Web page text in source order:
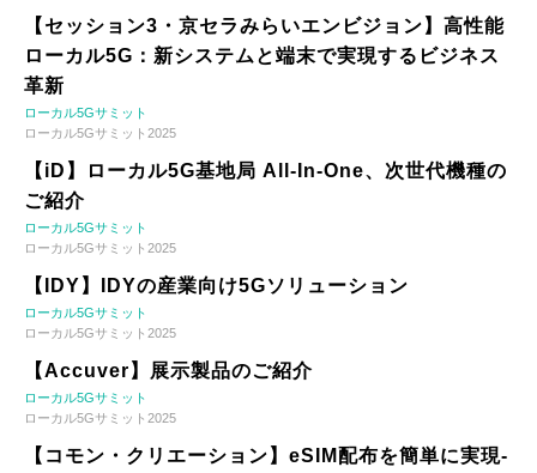
【セッション3・京セラみらいエンビジョン】高性能
ローカル5G：新システムと端末で実現するビジネス
革新
ローカル5Gサミット
ローカル5Gサミット2025
【iD】ローカル5G基地局 All-In-One、次世代機種の
ご紹介
ローカル5Gサミット
ローカル5Gサミット2025
【IDY】IDYの産業向け5Gソリューション
ローカル5Gサミット
ローカル5Gサミット2025
【Accuver】展示製品のご紹介
ローカル5Gサミット
ローカル5Gサミット2025
【コモン・クリエーション】eSIM配布を簡単に実現-